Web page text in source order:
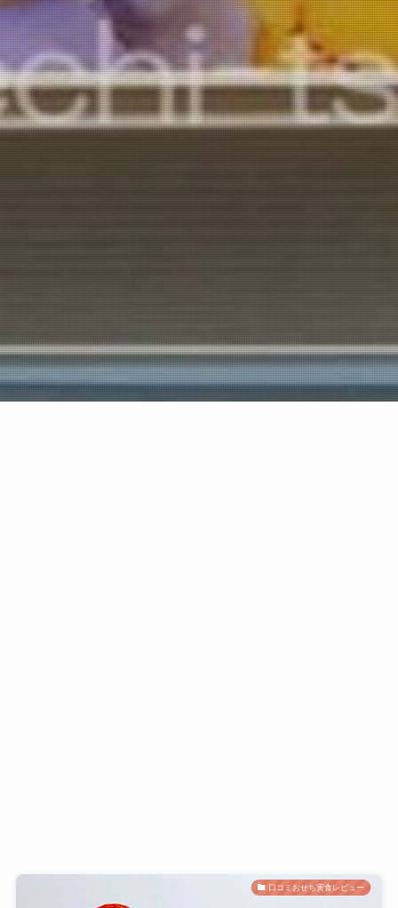
口コミおせち実食レビュー